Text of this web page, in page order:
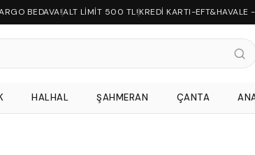
BEDAVA!ALT LİMİT 500 TL!KREDİ KARTI-EFT&HAVALE
HALHAL ŞAHMERAN ÇANTA